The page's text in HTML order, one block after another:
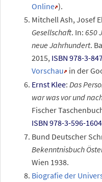
Online ).
Mitchell Ash, Josef
Gesellschaft. In:650
neue Jahrhundert.
2015, ISBN 978-3-
Vorschau in der
Ernst Klee:Das
war was vor und
Fischer
ISBN 978-3-596-
Bund Deutscher
Bekenntnisbuch
Wien 1938.
Biografie der